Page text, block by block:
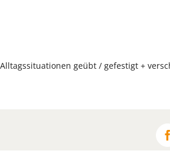
geübt / gefestigt +